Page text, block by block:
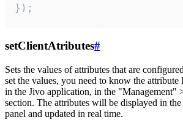
});
setClientAtributes#
Sets the values ​​of attributes that are
set the values, you need to know the attribute
in the Jivo application, in the "Management"
section. The attributes will be displayed in
panel and updated in real time.